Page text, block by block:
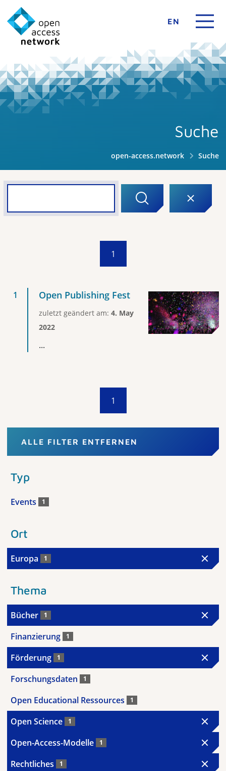
EN
Suche
open-access.network Suche
1
Open Publishing Fest
zuletzt geändert am: 4. May
2022
...
1
ALLE FILTER ENTFERNEN
Typ
Events 1
Ort
Europa 1
Thema
Bücher 1
Finanzierung 1
Förderung 1
Forschungsdaten 1
Open Educational Ressources 1
Open Science 1
Open-Access-Modelle 1
Rechtliches 1